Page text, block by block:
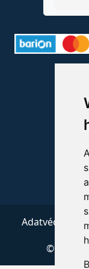
Adatvédelem
© 2026